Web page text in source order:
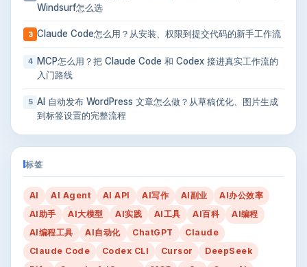
Windsurf怎么选
3 Claude Code怎么用？从安装、权限到提交代码的新手工作流
4
MCP怎么用？把 Claude Code 和 Codex 接进真实工作流的
入门路线
5 AI 自动发布 WordPress 文章怎么做？从草稿优化、图片生成
到标签设置的完整流程
标签
AI AI Agent AI API AI写作 AI副业
AI办公效率
AI助手
AI大模型 AI实践 AI工具 AI百科
AI编程
AI编程工具
AI自动化 ChatGPT
Claude
Claude Code
Codex CLI Cursor
DeepSeek